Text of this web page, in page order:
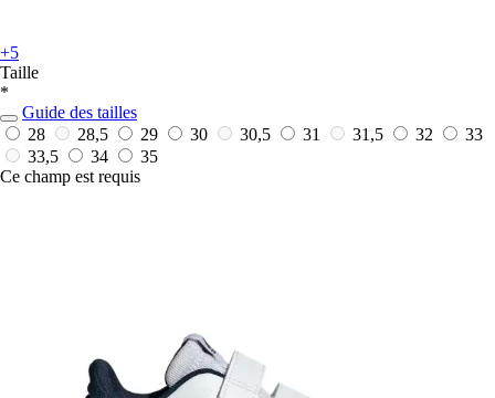
+5
Taille
*
Guide des tailles
28
28,5 29 30 30,5 31 31,5 32
33
33,5
34
35
Ce champ est requis